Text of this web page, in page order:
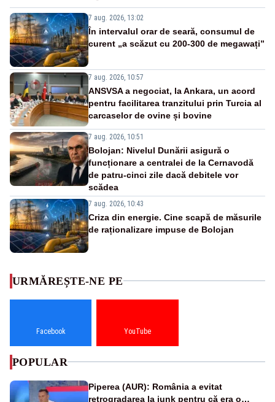
7 aug. 2026, 13:02
În intervalul orar de seară, consumul de
curent „a scăzut cu 200-300 de megawați”
7 aug. 2026, 10:57
ANSVSA a negociat, la Ankara, un acord
pentru facilitarea tranzitului prin Turcia al
carcaselor de ovine și bovine
7 aug. 2026, 10:51
Bolojan: Nivelul Dunării asigură o
funcționare a centralei de la Cernavodă
de patru-cinci zile dacă debitele vor
scădea
7 aug. 2026, 10:43
Criza din energie. Cine scapă de măsurile
de raționalizare impuse de Bolojan
URMĂREȘTE-NE PE
Facebook YouTube
POPULAR
Piperea (AUR): România a evitat
retrogradarea la junk pentru că era o